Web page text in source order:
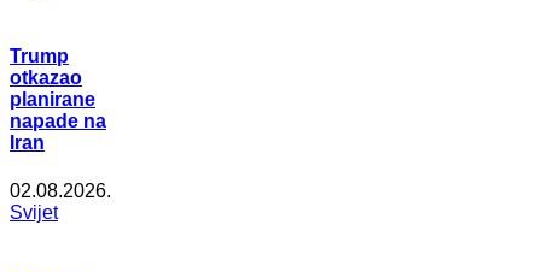
Trump
otkazao
planirane
napade na
Iran
02.08.2026.
Svijet